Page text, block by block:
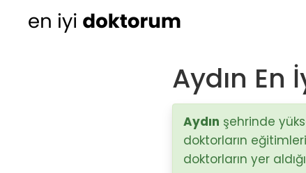
Kadın Doğum
Ortopedi
Cildiye
Aydın En
Aydın şehrinde
doktorların
doktorların yer